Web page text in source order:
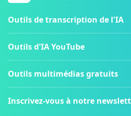
Outils de transcription de l'IA
Outils d'IA YouTube
Outils multimédias gratuits
Inscrivez-vous à notre